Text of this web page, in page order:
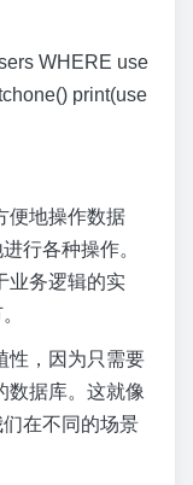
WHERE use
print(use
便地操作数据
行各种操作。
业务逻辑的实
性，因为只需要
数据库。这就像
在不同的场景